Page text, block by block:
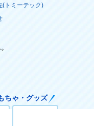
(トミーテック)
ちゃ・グッズ